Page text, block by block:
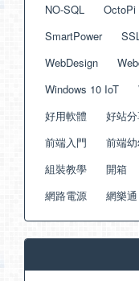
NO-SQL
OctoPi
SmartPower
SSL
WebDesign
Windows 10 IoT
好用軟體
好站
前端入門
前端
組裝教學
開箱
網路電源
網樂通